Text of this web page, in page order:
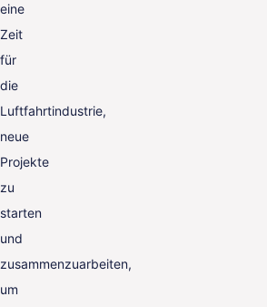
eine
Zeit
für
die
Luftfahrtindustrie,
neue
Projekte
zu
starten
und
zusammenzuarbeiten,
um